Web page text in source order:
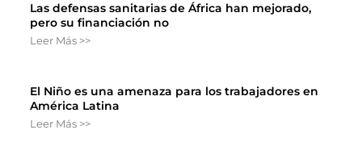
Las defensas sanitarias de África han mejorado,
pero su financiación no
Leer Más >>
El Niño es una amenaza para los trabajadores en
América Latina
Leer Más >>